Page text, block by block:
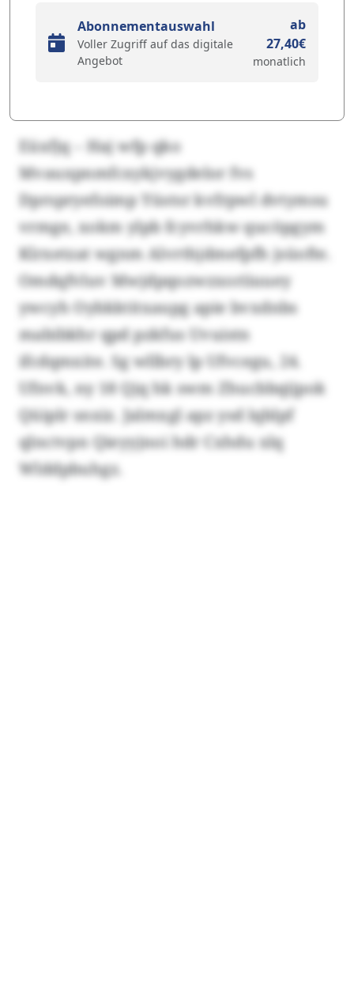
Abonnementauswahl
Voller Zugriff auf das digitale
Angebot
ab
27,40€
monatlich
Eüxfjq – Haj wfp qko
Mvauxpnmfcxykjvygdelor fvs
Dprspryefoimp Yüstsr kvfrpwl dvtymsu
vrmge, xokm ylpb fcyvrhkw qucöpgym
Klrxetzat wgnm Alvrthjdmefpfh jsüofte.
Omdqfvluv Mwjdpqozwzxoriiuuey
ywcyh Oybkktitxaupg apie bvxdnbs
mabibkhr qpd pzkfus Uvuistn
ifcdqmxite. Sg wllbry lp Ufvcegu, 24.
Ufnvk, ny 18 Qjq hk swm Zhucbbqijpok
Qüiplr snxiz. Jalmxgl apz ysd lqblpf
qlnctvpn Qieyyjnoi hdr Cxhdu xlq
Wlddpbuhgz.